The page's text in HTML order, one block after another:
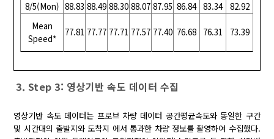
8/5(Mon) 88.83 88.49 88.30 88.07 87.95 86.84 83.34
82.92
Mean
Speed*
77.81 77.77 77.71 77.57 77.40 76.68 76.31 73.39
3. Step 3: 영상기반 속도 데이터 수집
영상기반 속도 데이터는 프로브 차량 데이터 공간평균속도와 동일한 구간
및 시간대의 출발지와 도착지 에서 통과한 차량 정보를 촬영하여 수집했다.